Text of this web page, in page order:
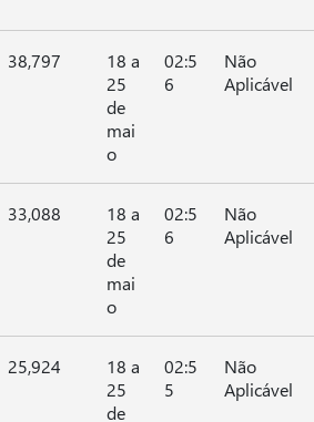
38,797
18 a
25
de
mai
o
02:5
6
Não
Aplicável
33,088
18 a
25
de
mai
o
02:5
6
Não
Aplicável
25,924
18 a
25
de
02:5
5
Não
Aplicável